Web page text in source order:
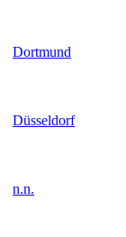
Dortmund
Düsseldorf
n.n.